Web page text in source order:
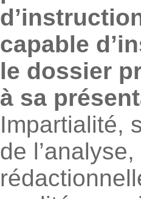
capable
le dossier
à sa
Impartialité,
de